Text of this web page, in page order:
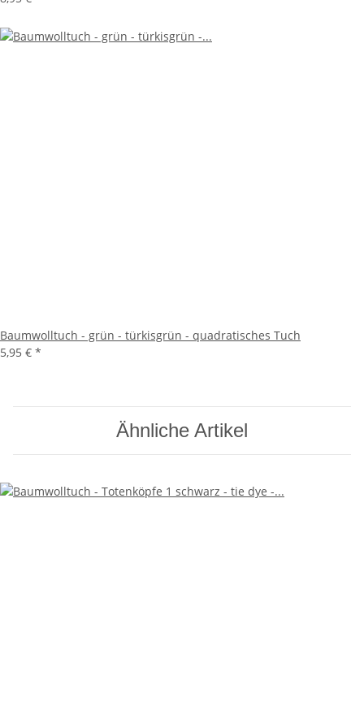
Baumwolltuch - grün - türkisgrün - quadratisches Tuch
5,95 € *
Ähnliche Artikel